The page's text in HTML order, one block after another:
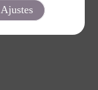
Ajustes